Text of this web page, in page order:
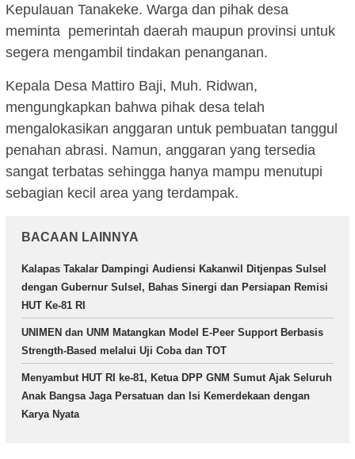
Kepulauan Tanakeke. Warga dan pihak desa
meminta pemerintah daerah maupun provinsi untuk
segera mengambil tindakan penanganan.
Kepala Desa Mattiro Baji, Muh. Ridwan,
mengungkapkan bahwa pihak desa telah
mengalokasikan anggaran untuk pembuatan tanggul
penahan abrasi. Namun, anggaran yang tersedia
sangat terbatas sehingga hanya mampu menutupi
sebagian kecil area yang terdampak.
BACAAN LAINNYA
Kalapas Takalar Dampingi Audiensi Kakanwil Ditjenpas Sulsel
dengan Gubernur Sulsel, Bahas Sinergi dan Persiapan Remisi
HUT Ke-81 RI
UNIMEN dan UNM Matangkan Model E-Peer Support Berbasis
Strength-Based melalui Uji Coba dan TOT
Menyambut HUT RI ke-81, Ketua DPP GNM Sumut Ajak Seluruh
Anak Bangsa Jaga Persatuan dan Isi Kemerdekaan dengan
Karya Nyata